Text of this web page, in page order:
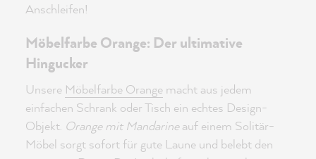
Anschleifen!
Möbelfarbe Orange: Der ultimative
Hingucker
Unsere Möbelfarbe Orange macht aus jedem
einfachen Schrank oder Tisch ein echtes Design-
Objekt. Orange mit Mandarineauf einem Solitär-
Möbel sorgt sofort für gute Laune und belebt den